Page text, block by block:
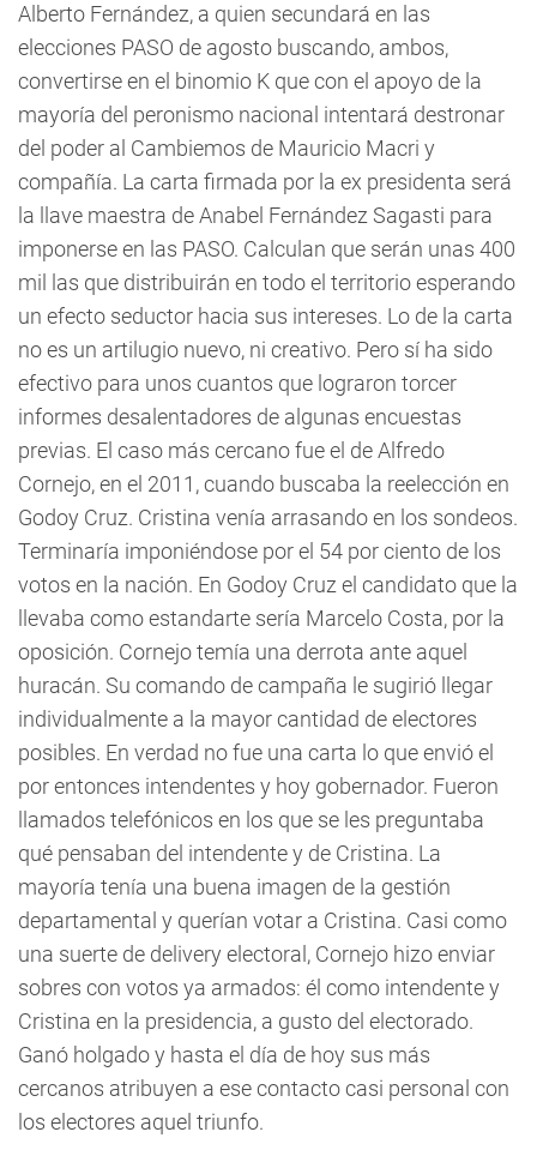
Alberto Fernández, a quien secundará en las
elecciones PASO de agosto buscando, ambos,
convertirse en el binomio K que con el apoyo de la
mayoría del peronismo nacional intentará destronar
del poder al Cambiemos de Mauricio Macri y
compañía. La carta firmada por la ex presidenta será
la llave maestra de Anabel Fernández Sagasti para
imponerse en las PASO. Calculan que serán unas 400
mil las que distribuirán en todo el territorio esperando
un efecto seductor hacia sus intereses. Lo de la carta
no es un artilugio nuevo, ni creativo. Pero sí ha sido
efectivo para unos cuantos que lograron torcer
informes desalentadores de algunas encuestas
previas. El caso más cercano fue el de Alfredo
Cornejo, en el 2011, cuando buscaba la reelección en
Godoy Cruz. Cristina venía arrasando en los sondeos.
Terminaría imponiéndose por el 54 por ciento de los
votos en la nación. En Godoy Cruz el candidato que la
llevaba como estandarte sería Marcelo Costa, por la
oposición. Cornejo temía una derrota ante aquel
huracán. Su comando de campaña le sugirió llegar
individualmente a la mayor cantidad de electores
posibles. En verdad no fue una carta lo que envió el
por entonces intendentes y hoy gobernador. Fueron
llamados telefónicos en los que se les preguntaba
qué pensaban del intendente y de Cristina. La
mayoría tenía una buena imagen de la gestión
departamental y querían votar a Cristina. Casi como
una suerte de delivery electoral, Cornejo hizo enviar
sobres con votos ya armados: él como intendente y
Cristina en la presidencia, a gusto del electorado.
Ganó holgado y hasta el día de hoy sus más
cercanos atribuyen a ese contacto casi personal con
los electores aquel triunfo.